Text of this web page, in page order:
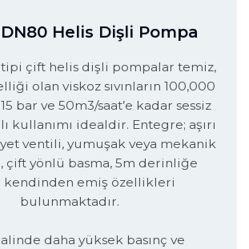
Helis Dişli Pompa
tipi çift helis dişli pompalar temiz,
olan viskoz sıvınların 100,000
bar ve 50m3/saat’e kadar sessiz
kullanımı idealdir. Entegre; aşırı
ventili, yumuşak veya mekanik
çift yönlü basma, 5m derinliğe
kendinden emiş özellikleri
bulunmaktadır.
daha yüksek basınç ve